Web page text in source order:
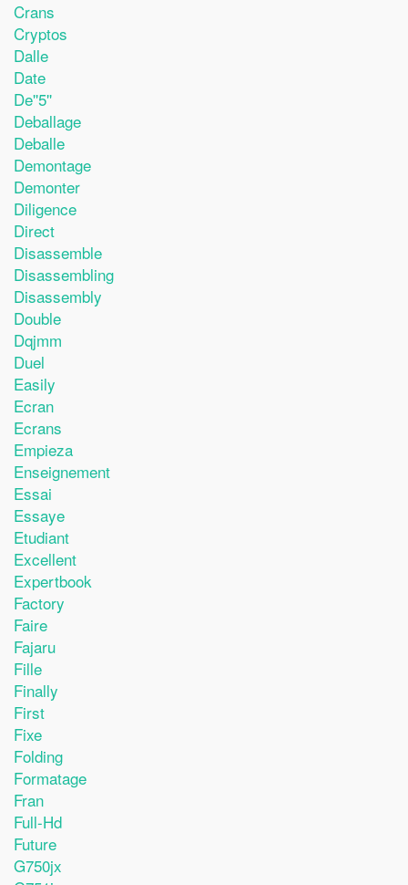
Crans
Cryptos
Dalle
Date
De''5''
Deballage
Deballe
Demontage
Demonter
Diligence
Direct
Disassemble
Disassembling
Disassembly
Double
Dqjmm
Duel
Easily
Ecran
Ecrans
Empieza
Enseignement
Essai
Essaye
Etudiant
Excellent
Expertbook
Factory
Faire
Fajaru
Fille
Finally
First
Fixe
Folding
Formatage
Fran
Full-Hd
Future
G750jx